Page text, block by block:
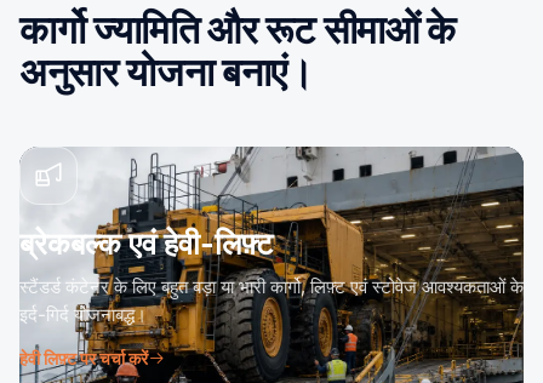
कार्गो ज्यामिति और रूट सीमाओं के
अनुसार योजना बनाएं।
ब्रेकबल्क एवं हेवी-लिफ़्ट
स्टैंडर्ड कंटेनर के लिए बहुत बड़ा या भारी कार्गो, लिफ़्ट एवं स्टोवेज आवश्यकताओं के
इर्द-गिर्द योजनाबद्ध।
हेवी लिफ़्ट पर चर्चा करें